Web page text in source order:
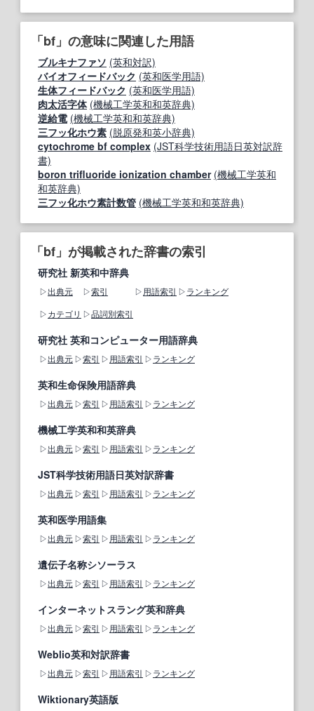
「bf」の意味に関連した用語
ブルキナファソ (英和対訳)
バイオフィードバック (英和医学用語)
生体フィードバック (英和医学用語)
肉太活字体 (機械工学英和和英辞典)
逆給電 (機械工学英和和英辞典)
三フッ化ホウ素 (脱原発和英小辞典)
cytochrome bf complex (JST科学技術用語日英対訳辞
書)
boron trifluoride ionization chamber (機械工学英和
和英辞典)
三フッ化ホウ素計数管 (機械工学英和和英辞典)
「bf」が掲載された辞書の索引
研究社 新英和中辞典
出典元 索引 用語索引
ランキング
カテゴリ
品詞別索引
研究社 英和コンピューター用語辞典
出典元 索引 用語索引 ランキング
英和生命保険用語辞典
出典元 索引 用語索引 ランキング
機械工学英和和英辞典
出典元 索引 用語索引 ランキング
JST科学技術用語日英対訳辞書
出典元 索引 用語索引 ランキング
英和医学用語集
出典元 索引 用語索引 ランキング
遺伝子名称シソーラス
出典元 索引 用語索引 ランキング
インターネットスラング英和辞典
出典元 索引 用語索引 ランキング
Weblio英和対訳辞書
出典元 索引 用語索引 ランキング
Wiktionary英語版